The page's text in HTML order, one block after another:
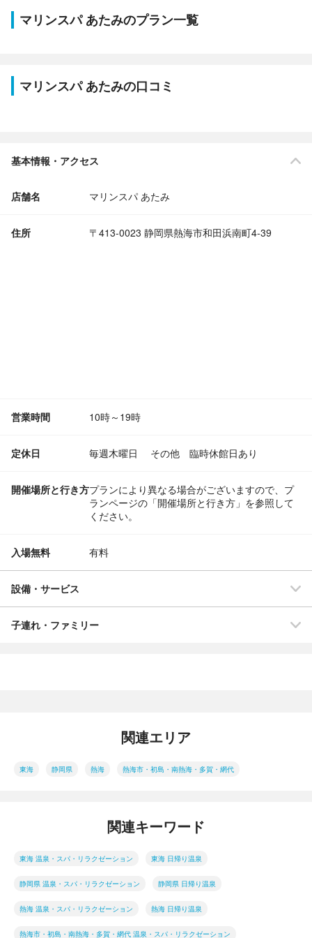
マリンスパ あたみのプラン一覧
マリンスパ あたみの口コミ
基本情報・アクセス
店舗名 マリンスパ あたみ
住所 〒413-0023 静岡県熱海市和田浜南町4-39
営業時間 10時～19時
定休日 毎週木曜日 その他 臨時休館日あり
開催場所と行き方プランにより異なる場合がございますので、プ
ランページの「開催場所と行き方」を参照して
ください。
入場無料 有料
設備・サービス
子連れ・ファミリー
関連エリア
東海 静岡県 熱海 熱海市・初島・南熱海・多賀・網代
関連キーワード
東海 温泉・スパ・リラクゼーション 東海 日帰り温泉
静岡県 温泉・スパ・リラクゼーション 静岡県 日帰り温泉
熱海 温泉・スパ・リラクゼーション 熱海 日帰り温泉
熱海市・初島・南熱海・多賀・網代 温泉・スパ・リラクゼーション